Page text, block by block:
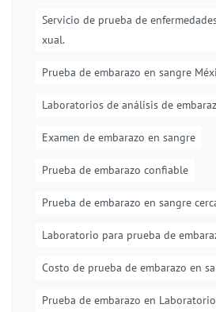
Servicio de prueba de
xual.
Prueba de embarazo en sangre
Laboratorios de análisis de
Examen de embarazo en sangre
Prueba de embarazo confiable
Prueba de embarazo en sangre
Laboratorio para prueba de
Costo de prueba de embarazo en
Prueba de embarazo en